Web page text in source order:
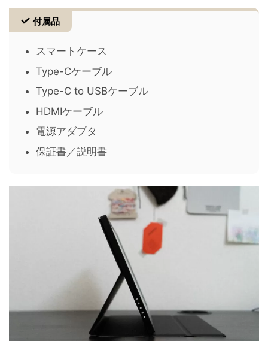
付属品
スマートケース
Type-Cケーブル
Type-C to USBケーブル
HDMIケーブル
電源アダプタ
保証書／説明書